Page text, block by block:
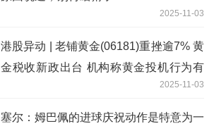
2025-11-03
港股异动 | 老铺黄金(06181)重挫逾7% 黄
金税收新政出台 机构称黄金投机行为有
2025-11-03
塞尔：姆巴佩的进球庆祝动作是特意为一